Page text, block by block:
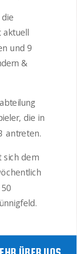
aktuell
und 9
&
die in
antreten.
sich dem